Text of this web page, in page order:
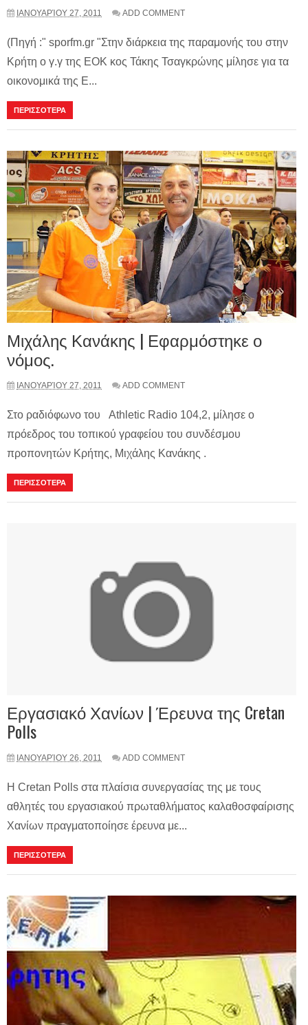
ΙΑΝΟΥΑΡΊΟΥ 27, 2011 ADD COMMENT
(Πηγή :" sporfm.gr "Στην διάρκεια της παραμονής του στην
Κρήτη ο γ.γ της ΕΟΚ κος Τάκης Τσαγκρώνης μίλησε για τα
οικονομικά της Ε...
ΠΕΡΙΣΣΟΤΕΡΑ
Μιχάλης Κανάκης | Εφαρμόστηκε ο
νόμος.
ΙΑΝΟΥΑΡΊΟΥ 27, 2011 ADD COMMENT
Στο ραδιόφωνο του Athletic Radio 104,2, μίλησε ο
πρόεδρος του τοπικού γραφείου του συνδέσμου
προπονητών Κρήτης, Μιχάλης Κανάκης .
ΠΕΡΙΣΣΟΤΕΡΑ
Εργασιακό Χανίων | Έρευνα της Cretan
Polls
ΙΑΝΟΥΑΡΊΟΥ 26, 2011 ADD COMMENT
Η Cretan Polls στα πλαίσια συνεργασίας της με τους
αθλητές του εργασιακού πρωταθλήματος καλαθοσφαίρισης
Χανίων πραγματοποίησε έρευνα με...
ΠΕΡΙΣΣΟΤΕΡΑ